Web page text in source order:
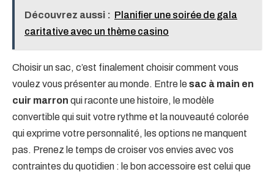
Découvrez aussi : Planifier une soirée de gala
caritative avec un thème casino
Choisir un sac, c’est finalement choisir comment vous
voulez vous présenter au monde. Entre lesac à main en
cuir marron qui raconte une histoire, le modèle
convertible qui suit votre rythme et la nouveauté colorée
qui exprime votre personnalité, les options ne manquent
pas. Prenez le temps de croiser vos envies avec vos
contraintes du quotidien : le bon accessoire est celui que